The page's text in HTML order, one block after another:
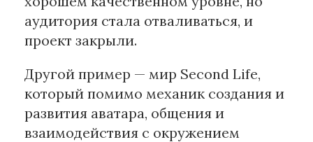
аудитория стала отваливаться, и
проект закрыли.
Другой пример — мир Second Life,
который помимо механик создания и
развития аватара, общения и
взаимодействия с окружением